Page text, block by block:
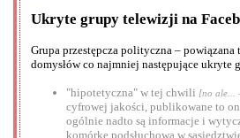
Ukryte grupy telewizji na
Grupa przestępcza polityczna – powiązana
domysłów co najmniej następujące
"hipotetyczna" w tej chwili [no ale ...
cyfrowej jakości, publikowane to
ogólnie nadto są informacje i
komórkę podsłuchową w